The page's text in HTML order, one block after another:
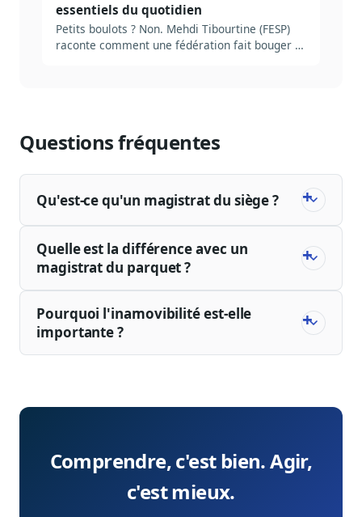
essentiels du quotidien
Petits boulots ? Non. Mehdi Tibourtine (FESP)
raconte comment une fédération fait bouger la
Questions fréquentes
Qu'est-ce qu'un magistrat du siège ?
Quelle est la différence avec un
magistrat du parquet ?
Pourquoi l'inamovibilité est-elle
importante ?
Comprendre, c'est bien. Agir,
c'est mieux.